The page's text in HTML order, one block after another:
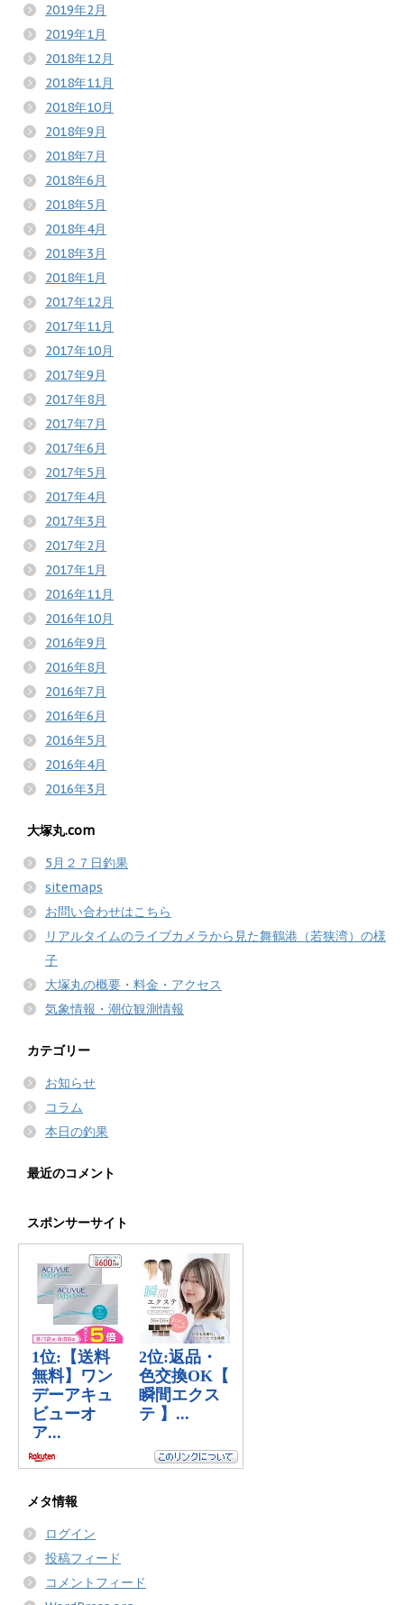
2019年2月
2019年1月
2018年12月
2018年11月
2018年10月
2018年9月
2018年7月
2018年6月
2018年5月
2018年4月
2018年3月
2018年1月
2017年12月
2017年11月
2017年10月
2017年9月
2017年8月
2017年7月
2017年6月
2017年5月
2017年4月
2017年3月
2017年2月
2017年1月
2016年11月
2016年10月
2016年9月
2016年8月
2016年7月
2016年6月
2016年5月
2016年4月
2016年3月
大塚丸.com
5月２７日釣果
sitemaps
お問い合わせはこちら
リアルタイムのライブカメラから見た舞鶴港（若狭湾）の様
子
大塚丸の概要・料金・アクセス
気象情報・潮位観測情報
カテゴリー
お知らせ
コラム
本日の釣果
最近のコメント
スポンサーサイト
メタ情報
ログイン
投稿フィード
コメントフィード